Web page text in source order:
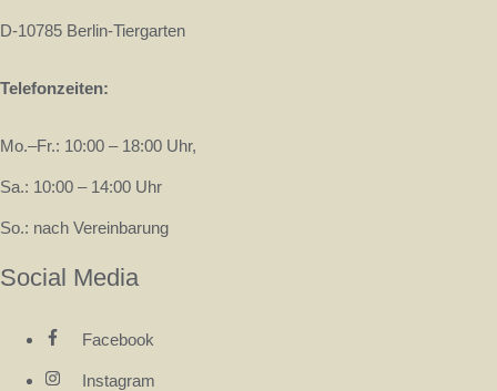
D-10785 Berlin-Tiergarten
Telefonzeiten:
Mo.–Fr.: 10:00 – 18:00 Uhr,
Sa.: 10:00 – 14:00 Uhr
So.: nach Vereinbarung
Social Media
Facebook
Instagram